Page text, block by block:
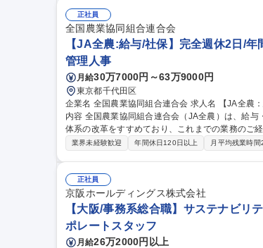
徴】海外向けIPやグッズの売り上げなどが好調で
設計が重要。将来的には社員育成制度の企画・運用や人事制度設計もお
レビグループ/上流の制度設計も目指せる
正社員
全国農業協同組合連合会
【JA全農:給与/社保】完全週休2日/
管理人事
月給30万7000円～63万9000円
東京都千代田区
企業名 全国農業協同組合連合会 求人名 【JA全農：給与/社保】完全週休2日/年間休日124日/基本定時退社 仕事の
内容 全国農業協同組合連合会（JA全農）は、給
体系の改革をすすめており、これまでの業務のご
ご経験・適性・希望をもとに、以下の中から担当
年間休日124日/基本定時退社
業界未経験歓迎 年間休日120日以上 月平均残業時間
正社員
京阪ホールディングス株式会社
【大阪/事務系総合職】サステナビリ
ポレートスタッフ
月給26万2000円以上